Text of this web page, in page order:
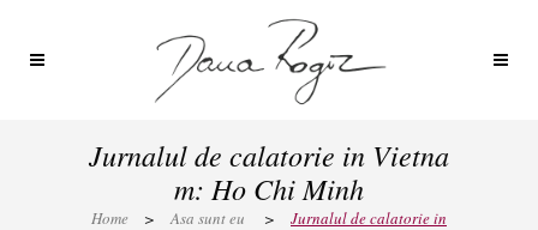
Jurnalul de calatorie in Vietna
m: Ho Chi Minh
Home > Asa sunt eu >
Jurnalul de calatorie in